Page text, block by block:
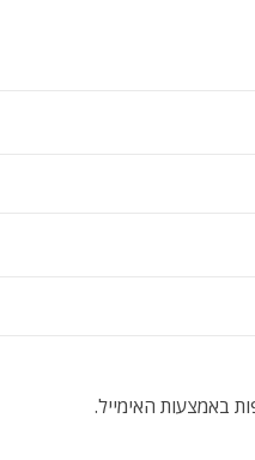
באמצעות האימייל.